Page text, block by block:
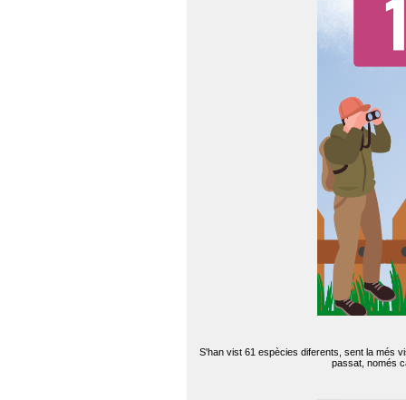
S'han vist 61 espècies diferents, sent la més
passat, només